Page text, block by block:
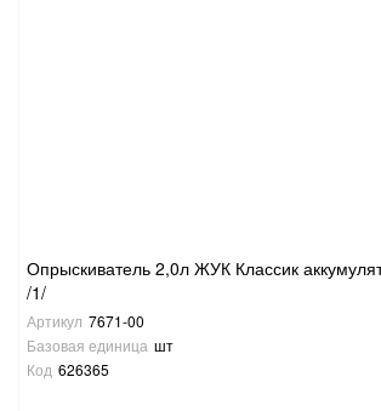
Опрыскиватель 2,0л ЖУК Классик
/1/
Артикул 7671-00
Базовая единица шт
Код 626365